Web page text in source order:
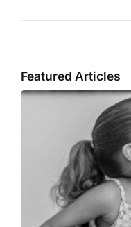
Featured Articles